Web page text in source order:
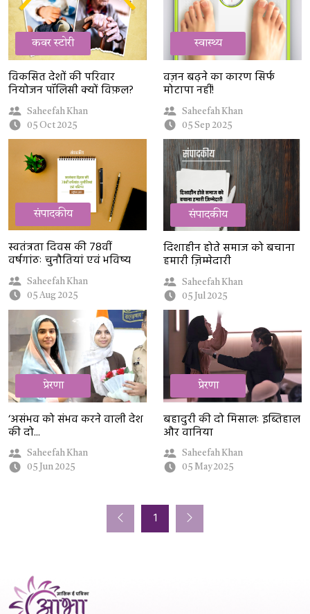
कवर स्टोरी
विकसित देशों की परिवार
नियोजन पॉलिसी क्यों विफ़ल?
Saheefah Khan
05 Oct 2025
स्वास्थ्य
वज़न बढ़ने का कारण सिर्फ
मोटापा नहीं!
Saheefah Khan
05 Sep 2025
संपादकीय
स्वतंत्रता दिवस की 78वीं
वर्षगांठः चुनौतियां एवं भविष्य
Saheefah Khan
05 Aug 2025
संपादकीय
दिशाहीन होते समाज को बचाना
हमारी ज़िम्मेदारी
Saheefah Khan
05 Jul 2025
प्रेरणा
‘असंभव को संभव करने वाली देश
की दो...
Saheefah Khan
05 Jun 2025
प्रेरणा
बहादुरी की दो मिसालः इब्तिहाल
और वानिया
Saheefah Khan
05 May 2025
1